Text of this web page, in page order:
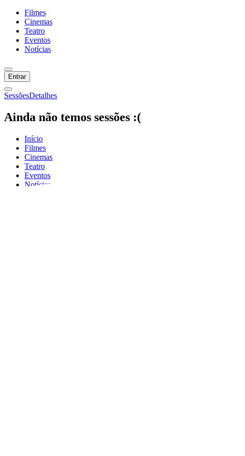
Filmes
Cinemas
Teatro
Eventos
Notícias
Entrar
SessõesDetalhes
Ainda não temos sessões :(
Início
Filmes
Cinemas
Teatro
Eventos
Notícias